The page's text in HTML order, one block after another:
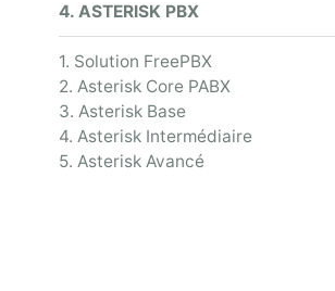
4. ASTERISK PBX
1. Solution FreePBX
2. Asterisk Core PABX
3. Asterisk Base
4. Asterisk Intermédiaire
5. Asterisk Avancé